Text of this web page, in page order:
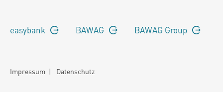
easybank BAWAG BAWAG Group
Impressum | Datenschutz